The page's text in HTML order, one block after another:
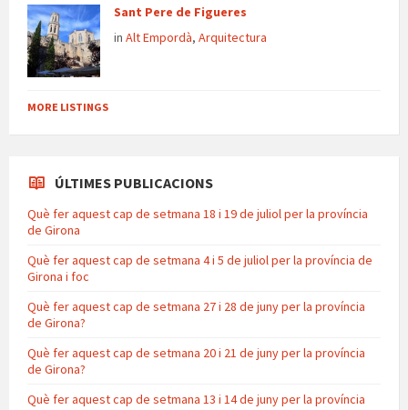
Sant Pere de Figueres
in Alt Empordà, Arquitectura
MORE LISTINGS
ÚLTIMES PUBLICACIONS
Què fer aquest cap de setmana 18 i 19 de juliol per la província
de Girona
Què fer aquest cap de setmana 4 i 5 de juliol per la província de
Girona i foc
Què fer aquest cap de setmana 27 i 28 de juny per la província
de Girona?
Què fer aquest cap de setmana 20 i 21 de juny per la província
de Girona?
Què fer aquest cap de setmana 13 i 14 de juny per la província